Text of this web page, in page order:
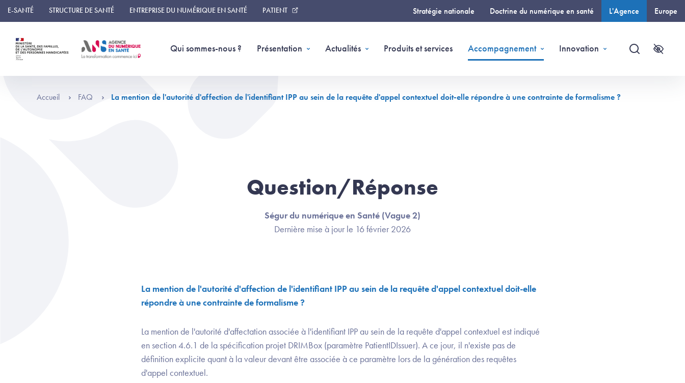
Panneau de gestion des cookies
E-SANTÉ STRUCTURE DE SANTÉ ENTREPRISE DU NUMÉRIQUE EN SANTÉ PATIENT Stratégie nationale Doctrine du numérique en santé L'Agence Europe
Qui sommes-nous ? Présentation Actualités Produits et services Accompagnement Innovation
Recherche
Accueil FAQ La mention de l'autorité d'affection de l'identifiant IPP au sein de la requête d'appel contextuel doit-elle répondre à une contrainte de formalisme ?
Question/Réponse
Ségur du numérique en Santé (Vague 2)
Dernière mise à jour le 16 février 2026
La mention de l'autorité d'affection de l'identifiant IPP au sein de la requête d'appel contextuel doit-elle
répondre à une contrainte de formalisme ?
La mention de l'autorité d'affectation associée à l'identifiant IPP au sein de la requête d'appel contextuel est indiqué
en section 4.6.1 de la spécification projet DRIMBox (paramètre PatientIDIssuer). A ce jour, il n'existe pas de
définition explicite quant à la valeur devant être associée à ce paramètre lors de la génération des requêtes
d'appel contextuel.